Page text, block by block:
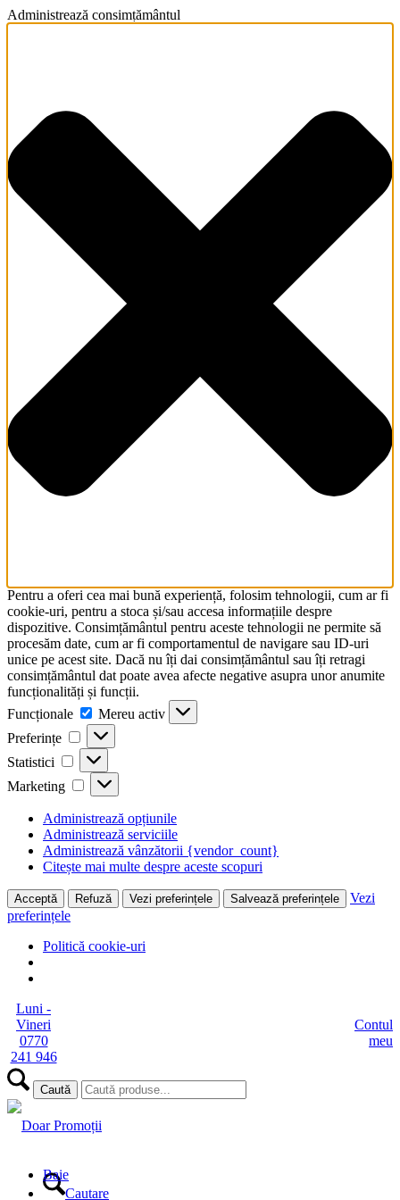
Administrează consimțământul
Pentru a oferi cea mai bună experiență, folosim tehnologii, cum ar fi
cookie-uri, pentru a stoca și/sau accesa informațiile despre
dispozitive. Consimțământul pentru aceste tehnologii ne permite să
procesăm date, cum ar fi comportamentul de navigare sau ID-uri
unice pe acest site. Dacă nu îți dai consimțământul sau îți retragi
consimțământul dat poate avea afecte negative asupra unor anumite
funcționalități și funcții.
Funcționale
Funcționale
Mereu activ
Preferințe
Preferințe
Statistici Statistici
Marketing Marketing
Administrează opțiunile
Administrează serviciile
Administrează vânzătorii {vendor_count}
Citește mai multe despre aceste scopuri
Acceptă Refuză Vezi preferințele Salvează preferințele
Vezi
preferințele
Politică cookie-uri
Luni -
Vineri
0770
241 946
Contul
meu
Cautare
Baie